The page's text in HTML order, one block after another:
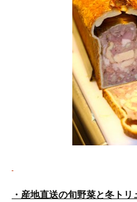
・産地直送の旬野菜と冬トリ